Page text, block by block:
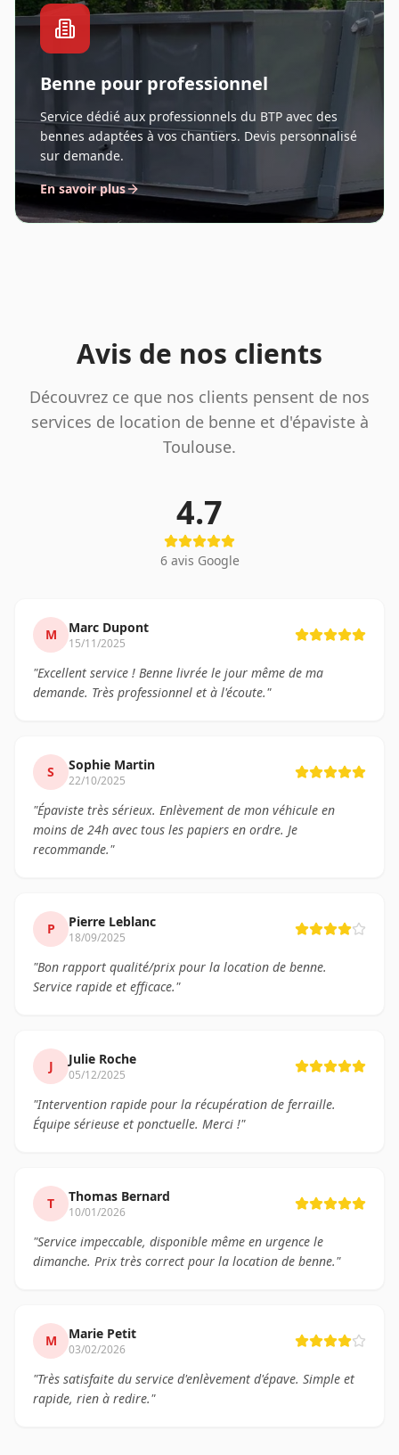
Benne pour professionnel
Service dédié aux professionnels du BTP avec des
bennes adaptées à vos chantiers. Devis personnalisé
sur demande.
En savoir plus
Avis de nos clients
Découvrez ce que nos clients pensent de nos
services de location de benne et d'épaviste à
Toulouse.
4.7
6avis Google
M Marc Dupont
15/11/2025
"Excellent service ! Benne livrée le jour même de ma
demande. Très professionnel et à l'écoute."
S Sophie Martin
22/10/2025
"Épaviste très sérieux. Enlèvement de mon véhicule en
moins de 24h avec tous les papiers en ordre. Je
recommande."
P Pierre Leblanc
18/09/2025
"Bon rapport qualité/prix pour la location de benne.
Service rapide et efficace."
J Julie Roche
05/12/2025
"Intervention rapide pour la récupération de ferraille.
Équipe sérieuse et ponctuelle. Merci !"
T Thomas Bernard
10/01/2026
"Service impeccable, disponible même en urgence le
dimanche. Prix très correct pour la location de benne."
M Marie Petit
03/02/2026
"Très satisfaite du service d'enlèvement d'épave. Simple et
rapide, rien à redire."